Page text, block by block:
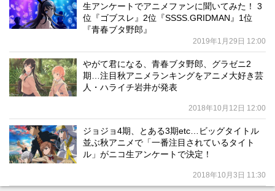
生放送
チャンネル
マンガ
生アンケートでアニメファンに聞いてみた！ 3
位『ゴブスレ』2位『SSSS.GRIDMAN』1位
『青春ブタ野郎』
2019年1月29日 12:00
やがて君になる、青春ブタ野郎、グラゼニ2
期…注目秋アニメランキングをアニメ大好き芸
人・ハライチ岩井が発表
2018年10月12日 12:00
ジョジョ4期、とある3期etc…ビッグタイトル
並ぶ秋アニメで「一番注目されているタイト
ル」がニコ生アンケートで決定！
2018年10月3日 11:30